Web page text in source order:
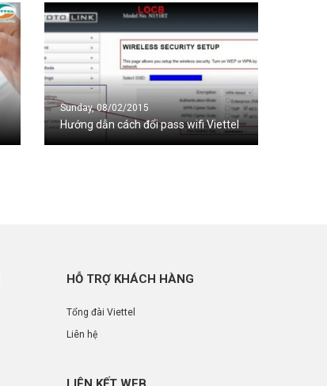
Sunday, 08/02/2015
Hướng dẫn cách đổi pass wifi Viettel
HỖ TRỢ KHÁCH HÀNG
Tổng đài Viettel
Liên hệ